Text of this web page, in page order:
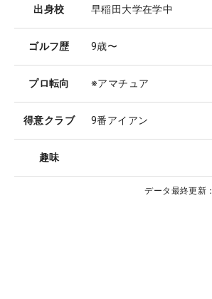
出身校 早稲田大学在学中
ゴルフ歴 9歳〜
プロ転向 ※アマチュア
得意クラブ 9番アイアン
趣味
データ最終更新：